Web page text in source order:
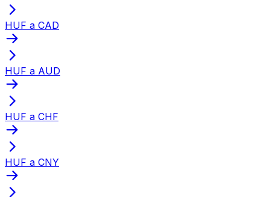
HUF a CAD
HUF a AUD
HUF a CHF
HUF a CNY